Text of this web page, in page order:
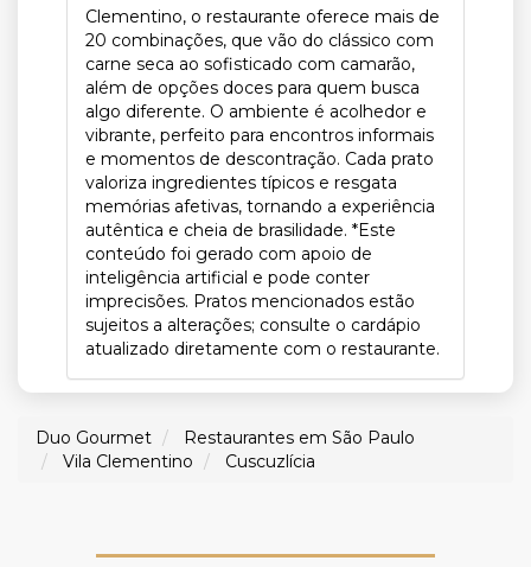
Clementino, o restaurante oferece mais de
20 combinações, que vão do clássico com
carne seca ao sofisticado com camarão,
além de opções doces para quem busca
algo diferente. O ambiente é acolhedor e
vibrante, perfeito para encontros informais
e momentos de descontração. Cada prato
valoriza ingredientes típicos e resgata
memórias afetivas, tornando a experiência
autêntica e cheia de brasilidade. *Este
conteúdo foi gerado com apoio de
inteligência artificial e pode conter
imprecisões. Pratos mencionados estão
sujeitos a alterações; consulte o cardápio
atualizado diretamente com o restaurante.
Duo Gourmet
Restaurantes em São Paulo
Vila Clementino
Cuscuzlícia